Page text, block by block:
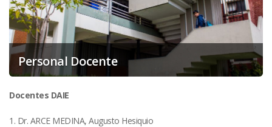
Personal Docente
Docentes DAIE
1. Dr. ARCE MEDINA, Augusto Hesiquio